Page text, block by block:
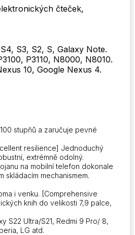
čteček,
S3, S2, S, Galaxy Note.
P3110, N8000, N8010.
10, Google Nexus 4.
stupňů a zaručuje pevné
resilience] Jednoduchý
extrémně odolný.
na mobilní telefon dokonale
skládacím mechanismem.
i venku. [Comprehensive
knih do velikosti 7,9 palce,
S22 Ultra/S21, Redmi 9 Pro/ 8,
LG atd.